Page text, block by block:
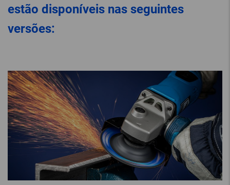
estão disponíveis nas seguintes
versões: